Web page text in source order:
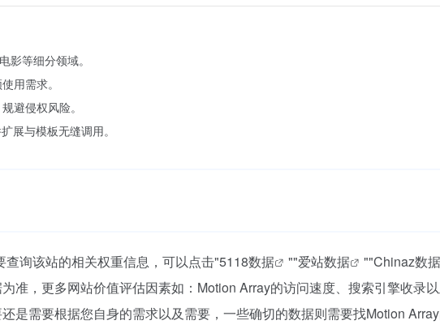
影等细分领域。
用需求。
避侵权风险。
展与模板无缝调用。
询该站的相关权重信息，可以点击"5118数据 ""爱站数据 ""Chinaz数据
准，更多网站价值评估因素如：Motion Array的访问速度、搜索引擎收录
是需要根据您自身的需求以及需要，一些确切的数据则需要找Motion